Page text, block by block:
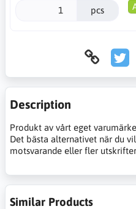
pcs
Description
Produkt av vårt eget
Det bästa alternativet när du
motsvarande eller fler
Similar Products